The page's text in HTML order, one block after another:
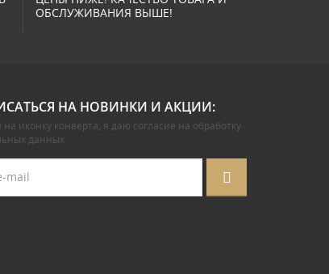
ОБСЛУЖИВАНИЯ ВЫШЕ!
НА НОВИНКИ И АКЦИИ:
иконку конверта, я даю согласие на обработку
данных.